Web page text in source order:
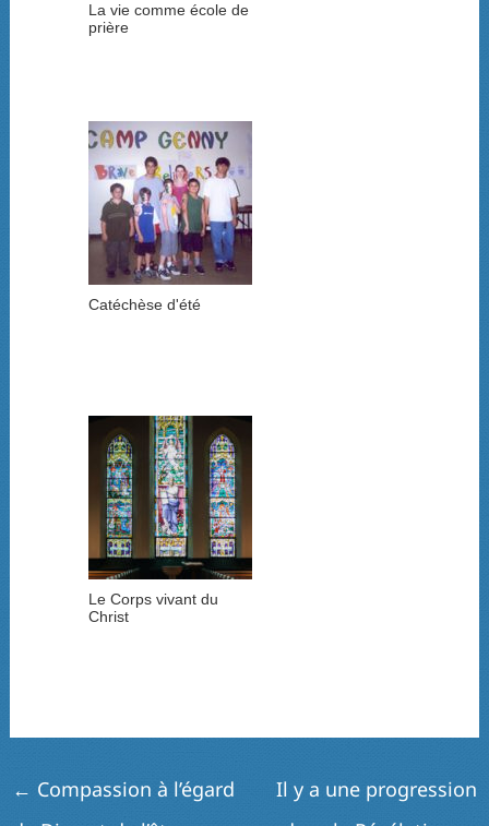
La vie comme école de
prière
Catéchèse d'été
Le Corps vivant du
Christ
← Compassion à l’égard
Il y a une progression